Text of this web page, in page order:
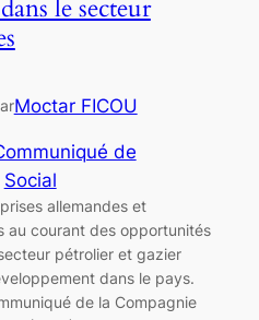
le secteur
Moctar FICOU
de
Social
allemandes et
au courant des opportunités
pétrolier et gazier
dans le pays.
de la Compagnie